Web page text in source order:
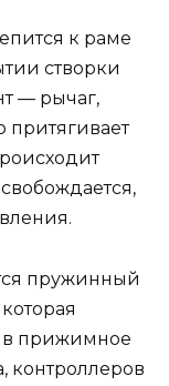
к раме
створки
— рычаг,
притягивает
пружинный
в прижимное
контроллеров